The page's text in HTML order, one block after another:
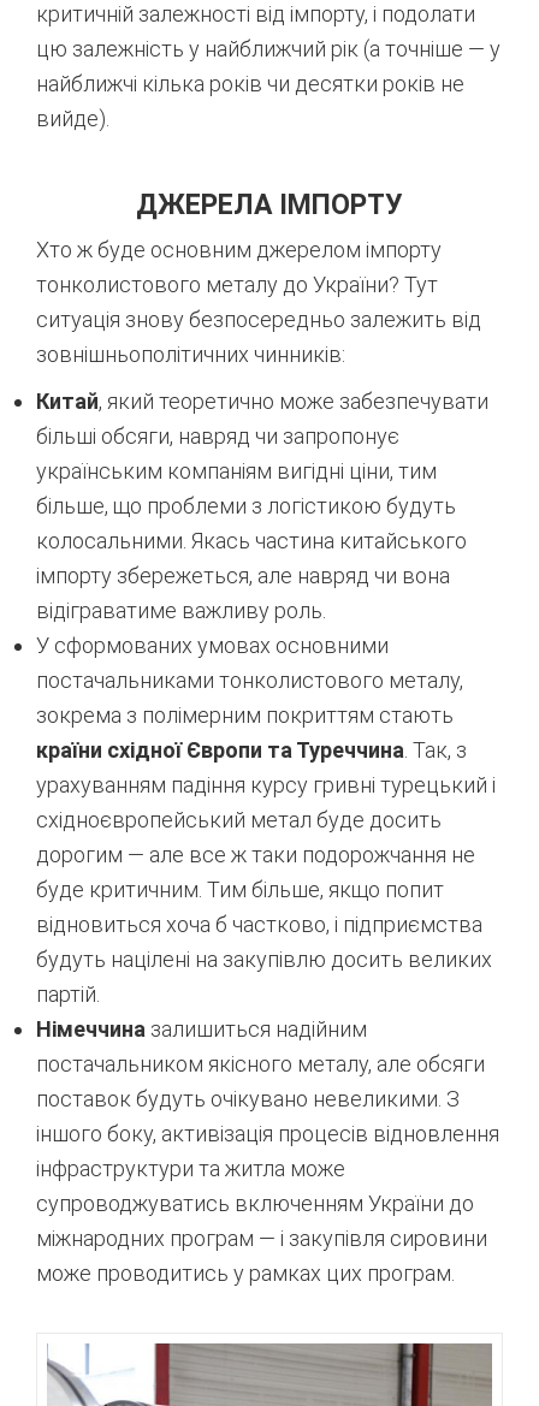
критичній залежності від імпорту, і подолати
цю залежність у найближчий рік (а точніше — у
найближчі кілька років чи десятки років не
вийде).
ДЖЕРЕЛА ІМПОРТУ
Хто ж буде основним джерелом імпорту
тонколистового металу до України? Тут
ситуація знову безпосередньо залежить від
зовнішньополітичних чинників:
Китай, який теоретично може забезпечувати
більші обсяги, навряд чи запропонує
українським компаніям вигідні ціни, тим
більше, що проблеми з логістикою будуть
колосальними. Якась частина китайського
імпорту збережеться, але навряд чи вона
відіграватиме важливу роль.
У сформованих умовах основними
постачальниками тонколистового металу,
зокрема з полімерним покриттям стають
країни східної Європи та Туреччина . Так, з
урахуванням падіння курсу гривні турецький і
східноєвропейський метал буде досить
дорогим — але все ж таки подорожчання не
буде критичним. Тим більше, якщо попит
відновиться хоча б частково, і підприємства
будуть націлені на закупівлю досить великих
партій.
Німеччина залишиться надійним
постачальником якісного металу, але обсяги
поставок будуть очікувано невеликими. З
іншого боку, активізація процесів відновлення
інфраструктури та житла може
супроводжуватись включенням України до
міжнародних програм — і закупівля сировини
може проводитись у рамках цих програм.